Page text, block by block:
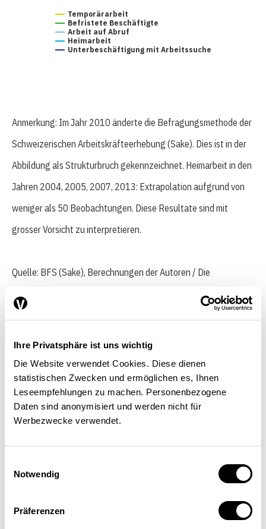
Ihre Privatsphäre ist uns wichtig
Die Website verwendet Cookies. Diese dienen
statistischen Zwecken und ermöglichen es, Ihnen
Leseempfehlungen zu machen. Personenbezogene
Daten sind anonymisiert und werden nicht für
Werbezwecke verwendet.
Notwendig
Präferenzen
Temporärarbeit
Befristete Beschäftigte
Arbeit auf Abruf
Heimarbeit
Unterbeschäftigung mit Arbeitssuche
Anmerkung: Im Jahr 2010 änderte die Befragungsmethode der
Schweizerischen Arbeitskräfteerhebung (Sake). Dies ist in der
Abbildung als Strukturbruch gekennzeichnet. Heimarbeit in den
Jahren 2004, 2005, 2007, 2013: Extrapolation aufgrund von
weniger als 50 Beobachtungen. Diese Resultate sind mit
grosser Vorsicht zu interpretieren.
Quelle: BFS (Sake), Berechnungen der Autoren / Die
Aus dem Vergleich der
Beschäftigungssituation vor
bzw. nach einem atypisch-
prekären Arbeitsverhältnis geht
hervor, dass viele Personen nur
kurze Zeit in einem atypisch-
prekären Arbeitsverhältnis
verweilen. Nur 15 Prozent der